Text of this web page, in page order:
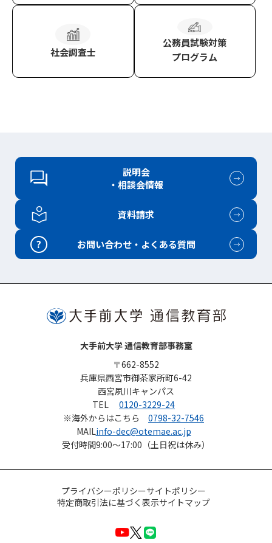
社会調査士
公務員試験対策
プログラム
説明会
・相談会情報
資料請求
? お問い合わせ・よくある質問
大手前大学 通信教育部事務室
〒662-8552
兵庫県西宮市御茶家所町6-42
西宮夙川キャンパス
TEL
0120-3229-24
※海外からはこちら 0798-32-7546
MAILinfo-dec@otemae.ac.jp
受付時間9:00～17:00（土日祝は休み）
プライバシーポリシーサイトポリシー
特定商取引法に基づく表示サイトマップ